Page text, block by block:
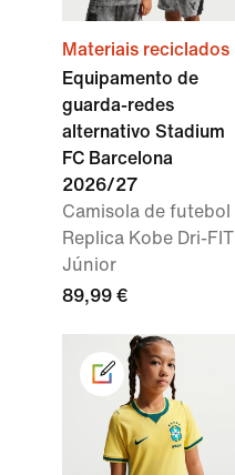
Materiais reciclados
Equipamento de
guarda-redes
alternativo Stadium
FC Barcelona
2026/27
Camisola de futebol
Replica Kobe Dri-FIT
Júnior
89,99 €